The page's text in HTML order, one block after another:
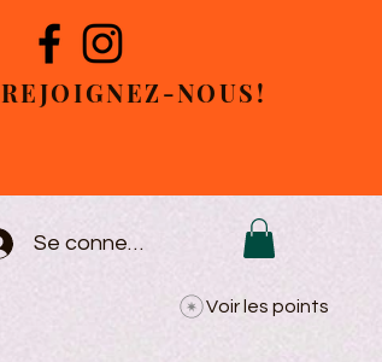
REJOIGNEZ-NOUS!
Se connecter
Voir les points